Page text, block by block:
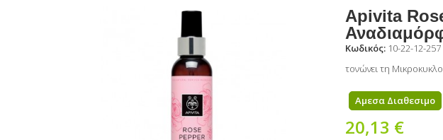
Apivita
Κωδικός: 10-22-12-257
τονώνει τη
Αμεσα Διαθεσιμο
20,13 €